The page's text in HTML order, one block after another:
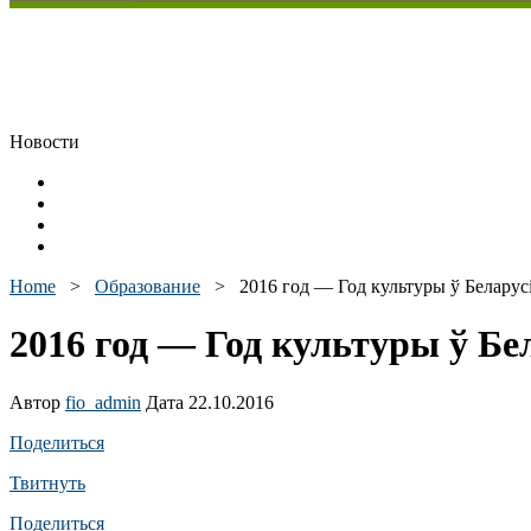
Новости
Home > Образование > 2016 год — Год культуры ў Беларусі
2016 год — Год культуры ў
Автор fio_admin Дата 22.10.2016
Поделиться
Твитнуть
Поделиться